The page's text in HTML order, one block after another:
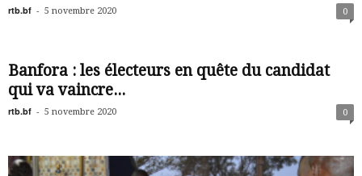
rtb.bf - 5 novembre 2020 0
Banfora : les électeurs en quête du candidat
qui va vaincre...
rtb.bf - 5 novembre 2020 0